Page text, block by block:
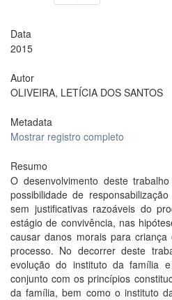
Data
2015
Autor
OLIVEIRA, LETÍCIA DOS SANTOS
Metadata
Mostrar registro completo
Resumo
O desenvolvimento deste
possibilidade de
sem justificativas razoáveis do
estágio de convivência, nas
causar danos morais para
processo. No decorrer deste
evolução do instituto da família
conjunto com os princípios
da família, bem como o instituto